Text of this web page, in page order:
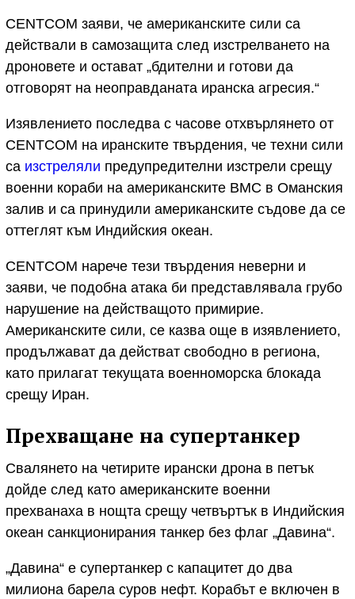
CENTCOM заяви, че американските сили са
действали в самозащита след изстрелването на
дроновете и остават „бдителни и готови да
отговорят на неоправданата иранска агресия.“
Изявлението последва с часове отхвърлянето от
CENTCOM на иранските твърдения, че техни сили
са изстреляли предупредителни изстрели срещу
военни кораби на американските ВМС в Оманския
залив и са принудили американските съдове да се
оттеглят към Индийския океан.
CENTCOM нарече тези твърдения неверни и
заяви, че подобна атака би представлявала грубо
нарушение на действащото примирие.
Американските сили, се казва още в изявлението,
продължават да действат свободно в региона,
като прилагат текущата военноморска блокада
срещу Иран.
Прехващане на супертанкер
Свалянето на четирите ирански дрона в петък
дойде след като американските военни
прехванаха в нощта срещу четвъртък в Индийския
океан санкционирания танкер без флаг „Давина“.
„Давина“ е супертанкер с капацитет до два
милиона барела суров нефт. Корабът е включен в